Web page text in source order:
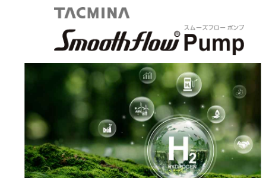
用途・事例
水素製造装置へ電解液を安定注入